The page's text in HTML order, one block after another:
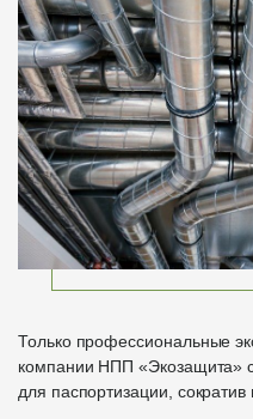
Только профессиональные
компании НПП «Экозащита»
для паспортизации,